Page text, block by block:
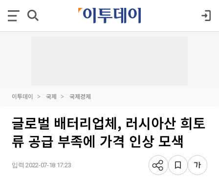
이투데이 국제 국제경제
글로벌 배터리업체, 러시아산 희토
류 공급 부족에 가격 인상 모색
입력 2022-07-18 17:23